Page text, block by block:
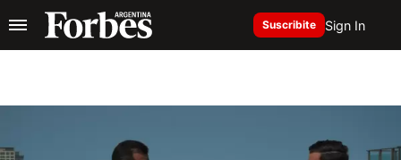
Suscribite Sign In